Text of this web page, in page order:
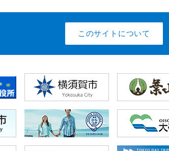
このサイトについて